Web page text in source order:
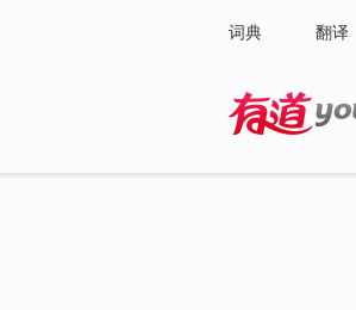
词典 翻译